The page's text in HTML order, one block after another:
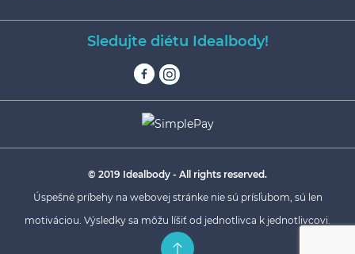
Sledujte diétu Idealbody!
© 2019 Idealbody - All rights reserved.
Úspešné príbehy na webovej stránke nie sú prísľubom, sú len
motiváciou. Výsledky sa môžu líšiť od jednotlivca k jednotlivcovi.